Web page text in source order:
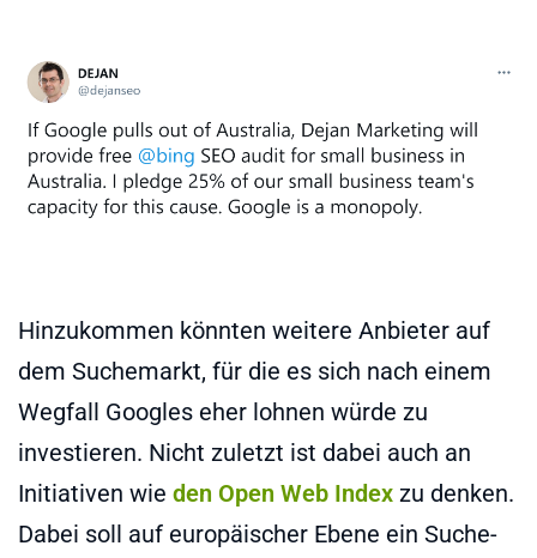
Hinzukommen könnten weitere Anbieter auf
dem Suchemarkt, für die es sich nach einem
Wegfall Googles eher lohnen würde zu
investieren. Nicht zuletzt ist dabei auch an
Initiativen wie den Open Web Index zu denken.
Dabei soll auf europäischer Ebene ein Suche-